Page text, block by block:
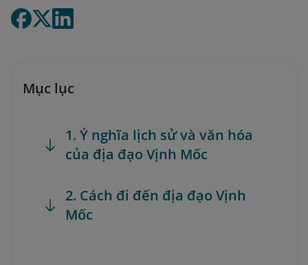
Mục lục
1. Ý nghĩa lịch sử và văn hóa
của địa đạo Vịnh Mốc
2. Cách đi đến địa đạo Vịnh
Mốc